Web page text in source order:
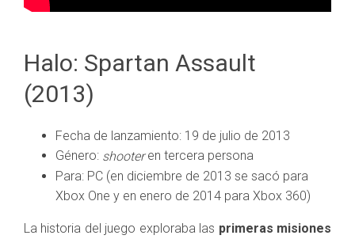
Halo: Spartan Assault
(2013)
Fecha de lanzamiento: 19 de julio de 2013
Género: shooteren tercera persona
Para: PC (en diciembre de 2013 se sacó para
Xbox One y en enero de 2014 para Xbox 360)
La historia del juego exploraba las primeras misiones